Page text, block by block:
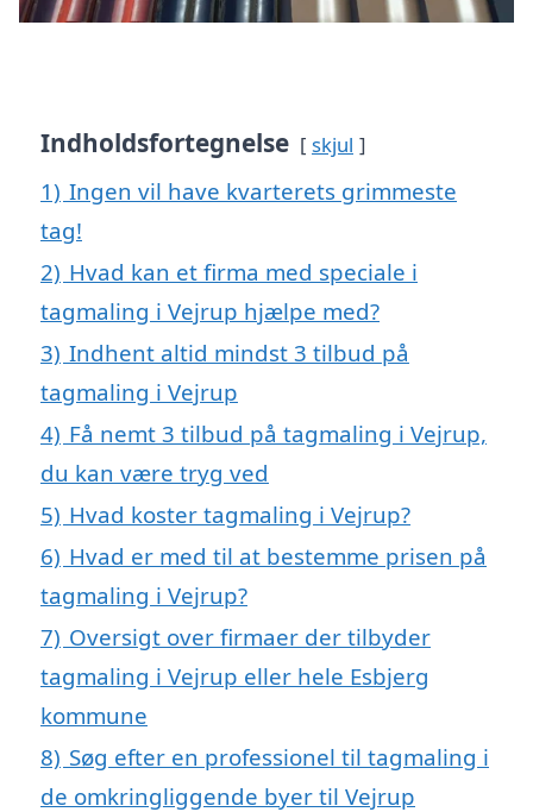
Indholdsfortegnelse skjul
1) Ingen vil have kvarterets grimmeste
tag!
2) Hvad kan et firma med speciale i
tagmaling i Vejrup hjælpe med?
3) Indhent altid mindst 3 tilbud på
tagmaling i Vejrup
4) Få nemt 3 tilbud på tagmaling i Vejrup,
du kan være tryg ved
5) Hvad koster tagmaling i Vejrup?
6) Hvad er med til at bestemme prisen på
tagmaling i Vejrup?
7) Oversigt over firmaer der tilbyder
tagmaling i Vejrup eller hele Esbjerg
kommune
8) Søg efter en professionel til tagmaling i
de omkringliggende byer til Vejrup